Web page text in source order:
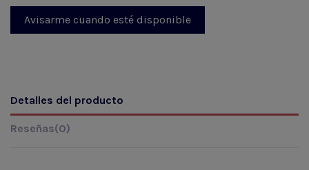
Detalles del producto
Reseñas(0)